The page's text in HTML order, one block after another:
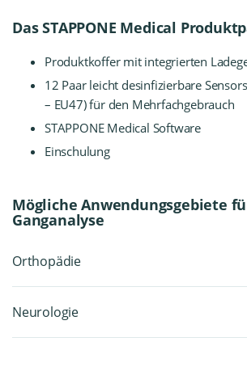
Das STAPPONE Medical
Produktkoffer mit integrierten
12 Paar leicht desinfizierbare
– EU47) für den Mehrfachgebrauch
STAPPONE Medical Software
Einschulung
Mögliche Anwendungsgebiete
Ganganalyse
Orthopädie
Neurologie